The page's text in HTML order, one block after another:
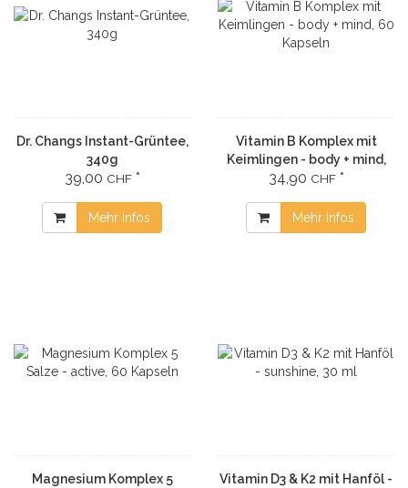
Dr. Changs Instant-Grüntee,
340g
39,00 CHF*
Mehr Infos
Vitamin B Komplex mit
Keimlingen - body + mind,
60 Kapseln
34,90 CHF*
Mehr Infos
Magnesium Komplex 5
Vitamin D3 & K2 mit Hanföl -